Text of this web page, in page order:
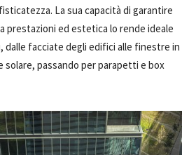
La sua capacità di garantire
ed estetica lo rende ideale
dalle facciate degli edifici alle finestre in
solare, passando per parapetti e box